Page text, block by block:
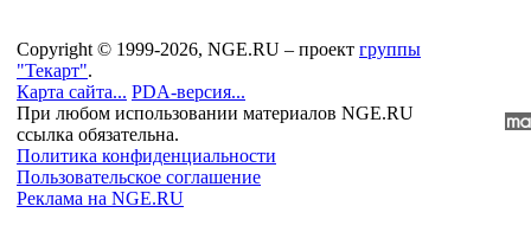
Copyright © 1999-2026, NGE.RU – проект группы
"Текарт".
Карта сайта... PDA-версия...
При любом использовании материалов NGE.RU
ссылка обязательна.
Политика конфиденциальности
Пользовательское соглашение
Реклама на NGE.RU